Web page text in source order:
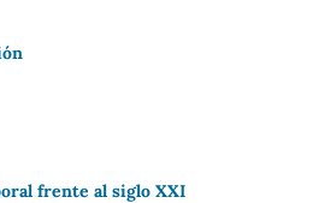
frente al siglo XXI